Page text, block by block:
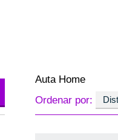
Auta Home
Ordenar por: